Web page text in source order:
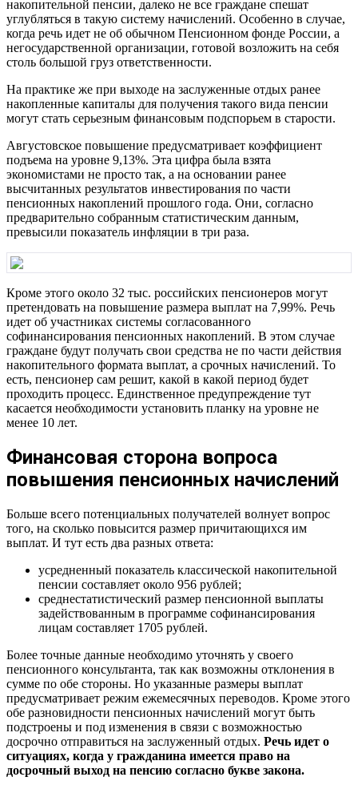
накопительной пенсии, далеко не все граждане спешат
углубляться в такую систему начислений. Особенно в случае,
когда речь идет не об обычном Пенсионном фонде России, а
негосударственной организации, готовой возложить на себя
столь большой груз ответственности.
На практике же при выходе на заслуженные отдых ранее
накопленные капиталы для получения такого вида пенсии
могут стать серьезным финансовым подспорьем в старости.
Августовское повышение предусматривает коэффициент
подъема на уровне 9,13%. Эта цифра была взята
экономистами не просто так, а на основании ранее
высчитанных результатов инвестирования по части
пенсионных накоплений прошлого года. Они, согласно
предварительно собранным статистическим данным,
превысили показатель инфляции в три раза.
Кроме этого около 32 тыс. российских пенсионеров могут
претендовать на повышение размера выплат на 7,99%. Речь
идет об участниках системы согласованного
софинансирования пенсионных накоплений. В этом случае
граждане будут получать свои средства не по части действия
накопительного формата выплат, а срочных начислений. То
есть, пенсионер сам решит, какой в какой период будет
проходить процесс. Единственное предупреждение тут
касается необходимости установить планку на уровне не
менее 10 лет.
Финансовая сторона вопроса
повышения пенсионных начислений
Больше всего потенциальных получателей волнует вопрос
того, на сколько повысится размер причитающихся им
выплат. И тут есть два разных ответа:
усредненный показатель классической накопительной
пенсии составляет около 956 рублей;
среднестатистический размер пенсионной выплаты
задействованным в программе софинансирования
лицам составляет 1705 рублей.
Более точные данные необходимо уточнять у своего
пенсионного консультанта, так как возможны отклонения в
сумме по обе стороны. Но указанные размеры выплат
предусматривает режим ежемесячных переводов. Кроме этого
обе разновидности пенсионных начислений могут быть
подстроены и под изменения в связи с возможностью
досрочно отправиться на заслуженный отдых. Речь идет о
ситуациях, когда у гражданина имеется право на
досрочный выход на пенсию согласно букве закона.